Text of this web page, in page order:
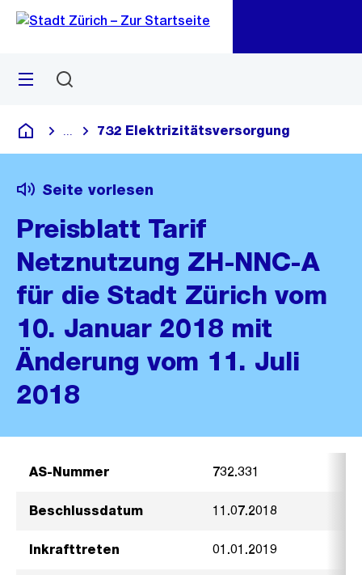
Navigation
Sprunglink
Menü
Deutsch
Blende alle Breadcrumbs ein
732 Elektrizitätsversorgung
Seite vorlesen
Preisblatt Tarif
Netznutzung ZH-NNC-A
für die Stadt Zürich vom
10. Januar 2018 mit
Änderung vom 11. Juli
2018
AS-Nummer 732.331
Beschlussdatum 11.07.2018
Inkrafttreten 01.01.2019